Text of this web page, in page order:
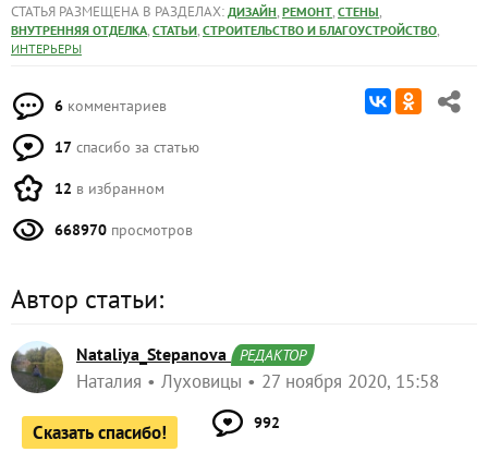
СТАТЬЯ РАЗМЕЩЕНА В РАЗДЕЛАХ: ДИЗАЙН, РЕМОНТ, СТЕНЫ,
ВНУТРЕННЯЯ ОТДЕЛКА, СТАТЬИ, СТРОИТЕЛЬСТВО И БЛАГОУСТРОЙСТВО,
ИНТЕРЬЕРЫ
6 комментариев
17 спасибо за статью
12 в избранном
668970 просмотров
Автор статьи:
Nataliya_Stepanova РЕДАКТОР
Наталия Луховицы 27 ноября 2020, 15:58
Сказать спасибо! 992